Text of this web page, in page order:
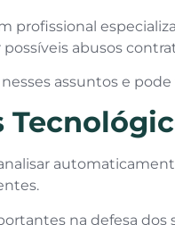
profissional
abusos
assuntos e
na defesa dos